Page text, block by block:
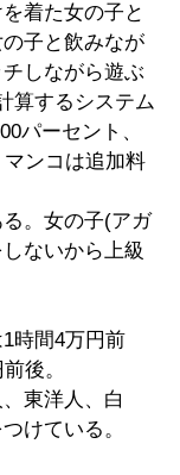
着た女の子と
子と飲みなが
しながら遊ぶ
算するシステム
パーセント、
ンコは追加料
。女の子(アガ
ないから上級
時間4万円前
後。
東洋人、白
けている。